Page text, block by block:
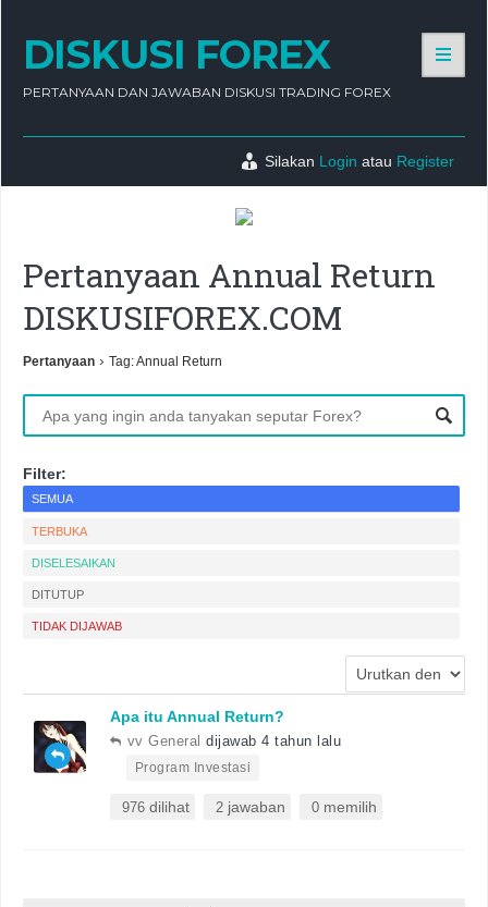
DISKUSI FOREX
PERTANYAAN DAN JAWABAN DISKUSI TRADING FOREX
Silakan Login atau Register
Pertanyaan Annual Return
DISKUSIFOREX.COM
Pertanyaan › Tag: Annual Return
Filter:
SEMUA
TERBUKA
DISELESAIKAN
DITUTUP
TIDAK DIJAWAB
Apa itu Annual Return?
vv General dijawab 4 tahun lalu
Program Investasi
976 dilihat 2 jawaban 0 memilih